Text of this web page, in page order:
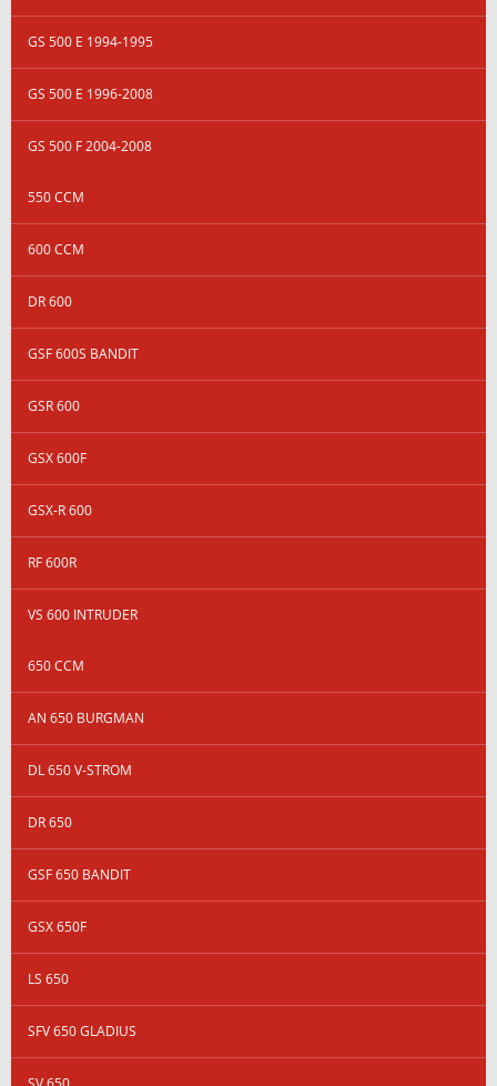
GS 500 E 1994-1995
GS 500 E 1996-2008
GS 500 F 2004-2008
550 CCM
600 CCM
DR 600
GSF 600S BANDIT
GSR 600
GSX 600F
GSX-R 600
RF 600R
VS 600 INTRUDER
650 CCM
AN 650 BURGMAN
DL 650 V-STROM
DR 650
GSF 650 BANDIT
GSX 650F
LS 650
SFV 650 GLADIUS